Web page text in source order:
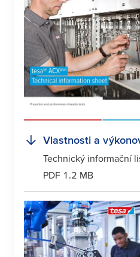
Vlastnosti a
Technický informační
PDF 1.2 MB